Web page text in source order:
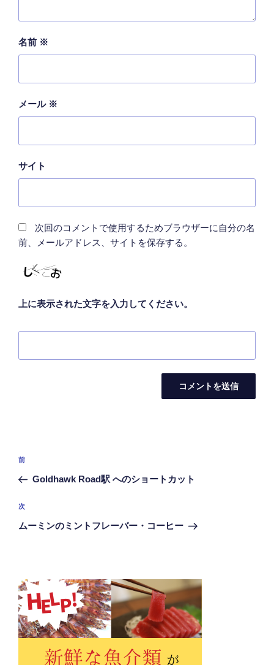
名前 ※
メール ※
サイト
次回のコメントで使用するためブラウザーに自分の名
前、メールアドレス、サイトを保存する。
上に表示された文字を入力してください。
投
ナ
ビ
ゲ
ン
前
の
稿
前
Goldhawk Road駅 へのショートカット
次
の
次
ムーミンのミントフレーバー・コーヒー